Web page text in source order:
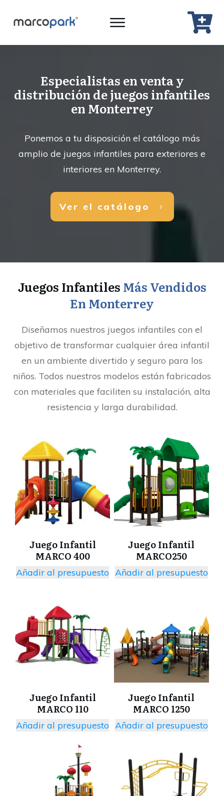
Especialistas en venta y
distribución de juegos infantiles
en Monterrey
Ponemos a tu disposición el catálogo más
amplio de juegos infantiles para exteriores e
interiores en Monterrey.
Ver el catálogo
Juegos Infantiles Más Vendidos
En Monterrey
Diseñamos nuestros juegos infantiles con el
objetivo de transformar cualquier área infantil
en un ambiente divertido y seguro para los
niños. Todos nuestros modelos están fabricados
con materiales que faciliten su instalación, alta
resistencia y larga durabilidad.
Juego Infantil
MARCO 400
Añadir al presupuesto
Juego Infantil
MARCO250
Añadir al presupuesto
Juego Infantil
MARCO 110
Añadir al presupuesto
Juego Infantil
MARCO 1250
Añadir al presupuesto